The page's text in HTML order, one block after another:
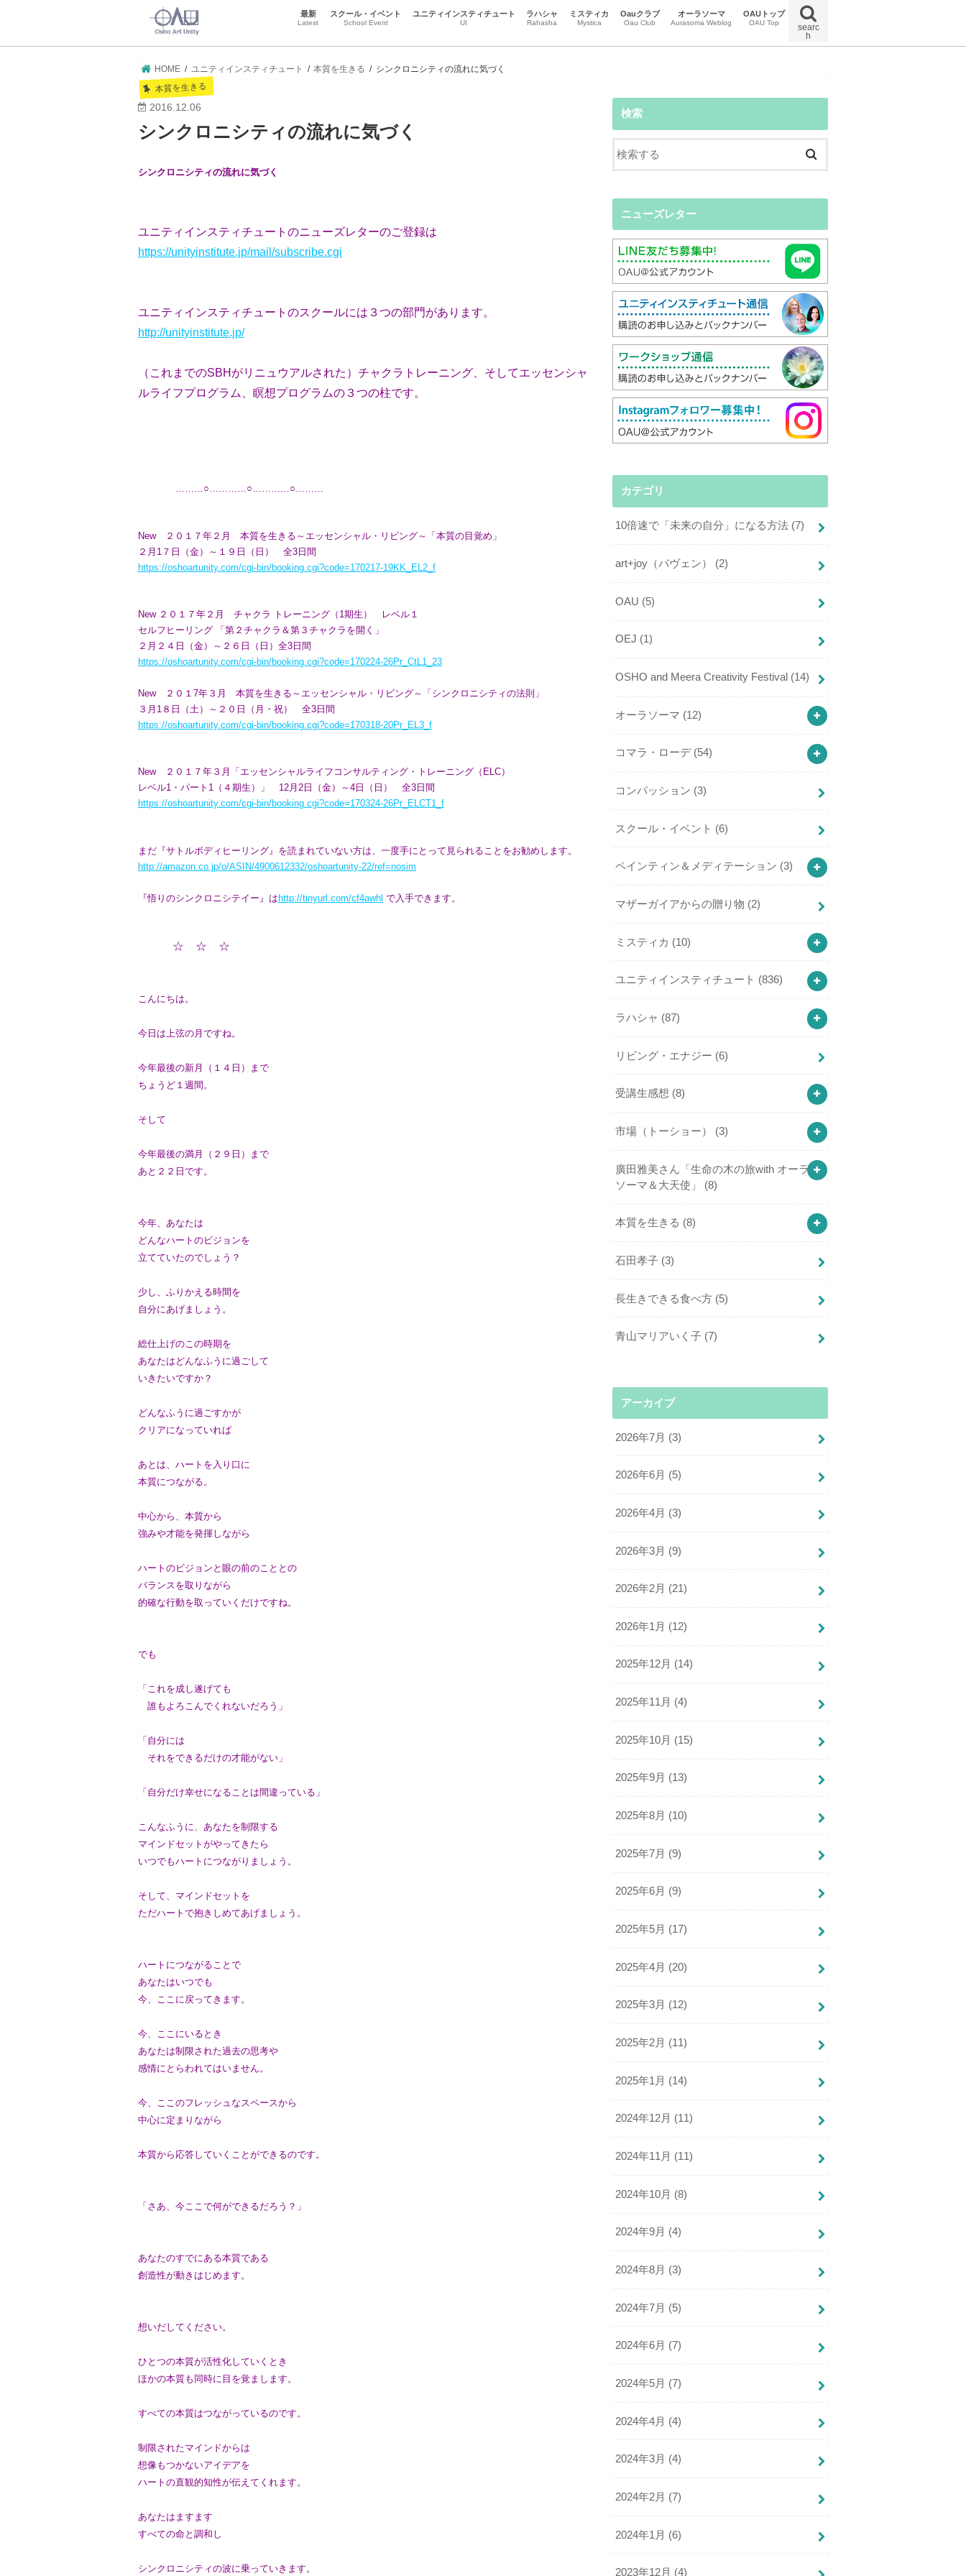
searc
h
最新
Latest
スクール・イベント
School Event
スクール
イベント
ユニティインスティチュート
UI
チャクラとオーラ
本質を生きる
ハート瞑想
瞑想・マインドフルネス
リーラ・プラサード・アルヴィナ
黒田コマラ
市場義人（トーショー ）
辻本恒（ヴィジェイ）
尾崎智子（ブーティ）
受講生エッセイ
江谷信壽(Gatasansa)
ニュース
事務局のお知らせ
ラハシャ
Rahasha
意識の地図
直観カウンセリング
ハートからのカウンセリング
ミスティカ
Mystica
Oauクラブ
Oau Club
Oauマガジン
Oauイベント
Oauクラブニュース
オーラソーマ
Aurasoma Weblog
OAUトップ
OAU Top
特定商取引法に関する法律に基づく表示
オンラインスクール受講規約
プライバシーポリシー
HOME ユニティインスティチュート 本質を生きる シンクロニシティの流れに気づく
本質を生きる
2016.12.06
シンクロニシティの流れに気づく
シンクロニシティの流れに気づく
ユニティインスティチュートのニューズレターのご登録は
https://unityinstitute.jp/mail/subscribe.cgi
ユニティインスティチュートのスクールには３つの部門があります。
http://unityinstitute.jp/
（これまでのSBHがリニュウアルされた）チャクラトレーニング、そしてエッセンシャ
ルライフプログラム、瞑想プログラムの３つの柱です。
………○…………○…………○………
New ２０１７年２月 本質を生きる～エッセンシャル・リビング～「本質の目覚め」
２月1７日（金）～１９日（日） 全3日間
https://oshoartunity.com/cgi-bin/booking.cgi?code=170217-19KK_EL2_f
New ２０１７年２月 チャクラ トレーニング（1期生） レベル１
セルフヒーリング 「第２チャクラ＆第３チャクラを開く」
２月２４日（金）～２６日（日）全3日間
https://oshoartunity.com/cgi-bin/booking.cgi?code=170224-26Pr_CtL1_23
New ２０１7年３月 本質を生きる～エッセンシャル・リビング～「シンクロニシティの法則」
３月1８日（土）～２０日（月・祝） 全3日間
https://oshoartunity.com/cgi-bin/booking.cgi?code=170318-20Pr_EL3_f
New ２０１７年３月「エッセンシャルライフコンサルティング・トレーニング（ELC）
レベル1・パート1（４期生）」 12月2日（金）～4日（日） 全3日間
https://oshoartunity.com/cgi-bin/booking.cgi?code=170324-26Pr_ELCT1_f
まだ『サトルボディヒーリング』を読まれていない方は、一度手にとって見られることをお勧めします。
http://amazon.co.jp/o/ASIN/4900612332/oshoartunity-22/ref=nosim
『悟りのシンクロニシテイー』は http://tinyurl.com/cf4awhl で入手できます。
☆ ☆ ☆
こんにちは。
今日は上弦の月ですね。
今年最後の新月（１４日）まで
ちょうど１週間。
そして
今年最後の満月（２９日）まで
あと２２日です。
今年、あなたは
どんなハートのビジョンを
立てていたのでしょう？
少し、ふりかえる時間を
自分にあげましょう。
総仕上げのこの時期を
あなたはどんなふうに過ごして
いきたいですか？
どんなふうに過ごすかが
クリアになっていれば
あとは、ハートを入り口に
本質につながる。
中心から、本質から
強みや才能を発揮しながら
ハートのビジョンと眼の前のこととの
バランスを取りながら
的確な行動を取っていくだけですね。
でも
「これを成し遂げても
誰もよろこんでくれないだろう」
「自分には
それをできるだけの才能がない」
「自分だけ幸せになることは間違っている」
こんなふうに、あなたを制限する
マインドセットがやってきたら
いつでもハートにつながりましょう。
そして、マインドセットを
ただハートで抱きしめてあげましょう。
ハートにつながることで
あなたはいつでも
今、ここに戻ってきます。
今、ここにいるとき
あなたは制限された過去の思考や
感情にとらわれてはいません。
今、ここのフレッシュなスペースから
中心に定まりながら
本質から応答していくことができるのです。
「さあ、今ここで何ができるだろう？」
あなたのすでにある本質である
創造性が動きはじめます。
想いだしてください。
ひとつの本質が活性化していくとき
ほかの本質も同時に目を覚まします。
すべての本質はつながっているのです。
制限されたマインドからは
想像もつかないアイデアを
ハートの直観的知性が伝えてくれます。
あなたはますます
すべての命と調和し
シンクロニシティの波に乗っていきます。
検索
ニューズレター
カテゴリ
10倍速で「未来の自分」になる方法 (7)
art+joy（バヴェン） (2)
OAU (5)
OEJ (1)
OSHO and Meera Creativity Festival (14)
オーラソーマ (12)
コマラ・ローデ (54)
コンパッション (3)
スクール・イベント (6)
ペインティン＆メディテーション (3)
マザーガイアからの贈り物 (2)
ミスティカ (10)
ユニティインスティチュート (836)
ラハシャ (87)
リビング・エナジー (6)
受講生感想 (8)
市場（トーショー） (3)
廣田雅美さん「生命の木の旅with オーラ
ソーマ＆大天使」 (8)
本質を生きる (8)
石田孝子 (3)
長生きできる食べ方 (5)
青山マリアいく子 (7)
アーカイブ
2026年7月 (3)
2026年6月 (5)
2026年4月 (3)
2026年3月 (9)
2026年2月 (21)
2026年1月 (12)
2025年12月 (14)
2025年11月 (4)
2025年10月 (15)
2025年9月 (13)
2025年8月 (10)
2025年7月 (9)
2025年6月 (9)
2025年5月 (17)
2025年4月 (20)
2025年3月 (12)
2025年2月 (11)
2025年1月 (14)
2024年12月 (11)
2024年11月 (11)
2024年10月 (8)
2024年9月 (4)
2024年8月 (3)
2024年7月 (5)
2024年6月 (7)
2024年5月 (7)
2024年4月 (4)
2024年3月 (4)
2024年2月 (7)
2024年1月 (6)
2023年12月 (4)